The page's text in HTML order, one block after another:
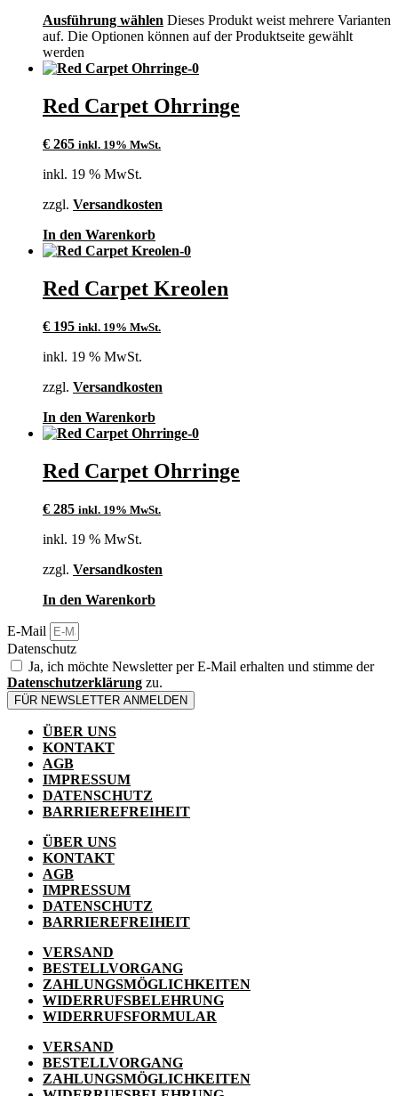
Ausführung wählen Dieses Produkt weist mehrere Varianten
auf. Die Optionen können auf der Produktseite gewählt
werden
Red Carpet Ohrringe
€ 265 inkl. 19% MwSt.
inkl. 19 % MwSt.
zzgl. Versandkosten
In den Warenkorb
Red Carpet Kreolen
€ 195 inkl. 19% MwSt.
inkl. 19 % MwSt.
zzgl. Versandkosten
In den Warenkorb
Red Carpet Ohrringe
€ 285 inkl. 19% MwSt.
inkl. 19 % MwSt.
zzgl. Versandkosten
In den Warenkorb
E-Mail
Datenschutz
Ja, ich möchte Newsletter per E-Mail erhalten und stimme der
Datenschutzerklärung zu.
FÜR NEWSLETTER ANMELDEN
ÜBER UNS
KONTAKT
AGB
IMPRESSUM
DATENSCHUTZ
BARRIEREFREIHEIT
ÜBER UNS
KONTAKT
AGB
IMPRESSUM
DATENSCHUTZ
BARRIEREFREIHEIT
VERSAND
BESTELLVORGANG
ZAHLUNGSMÖGLICHKEITEN
WIDERRUFSBELEHRUNG
WIDERRUFSFORMULAR
VERSAND
BESTELLVORGANG
ZAHLUNGSMÖGLICHKEITEN